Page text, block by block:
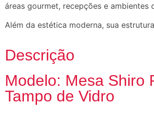
áreas gourmet, recepções e ambientes
Além da estética moderna, sua
Descrição
Modelo: Mesa Shiro
Tampo de Vidro